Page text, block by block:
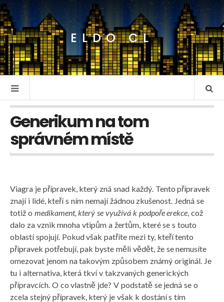
ELDO CL
Generikum na tom
správném místě
Viagra je přípravek, který zná snad každý. Tento přípravek
znají i lidé, kteří s ním nemají žádnou zkušenost. Jedná se
totiž o medikament, který se využívá k podpoře erekce , což
dalo za vznik mnoha vtipům a žertům, které se s touto
oblastí spojují. Pokud však patříte mezi ty, kteří tento
přípravek potřebují, pak byste měli vědět, že se nemusíte
omezovat jenom na takovým způsobem známý originál. Je
tu i alternativa, která tkví v takzvaných generických
přípravcích. O co vlastně jde? V podstatě se jedná se o
zcela stejný přípravek, který je však k dostání s tím